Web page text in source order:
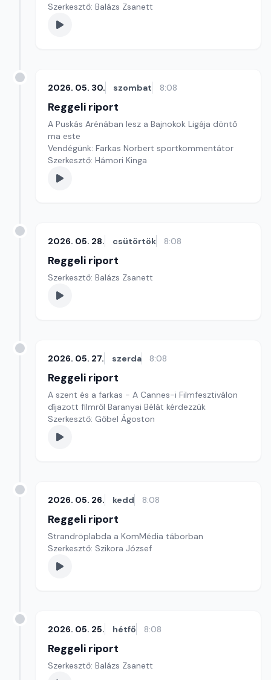
Szerkesztő: Balázs Zsanett
2026. 05. 30. szombat 8:08
Reggeli riport
A Puskás Arénában lesz a Bajnokok Ligája döntő
ma este
Vendégünk: Farkas Norbert sportkommentátor
Szerkesztő: Hámori Kinga
2026. 05. 28. csütörtök 8:08
Reggeli riport
Szerkesztő: Balázs Zsanett
2026. 05. 27. szerda 8:08
Reggeli riport
A szent és a farkas - A Cannes-i Filmfesztiválon
díjazott filmről Baranyai Bélát kérdezzük
Szerkesztő: Gőbel Ágoston
2026. 05. 26. kedd 8:08
Reggeli riport
Strandröplabda a KomMédia táborban
Szerkesztő: Szikora József
2026. 05. 25. hétfő 8:08
Reggeli riport
Szerkesztő: Balázs Zsanett